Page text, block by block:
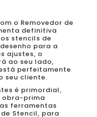
o Removedor de
definitiva
stencils de
para a
ajustes, o
ao seu lado,
perfeitamente
seu cliente.
é primordial,
obra-prima
ferramentas
Stencil, para